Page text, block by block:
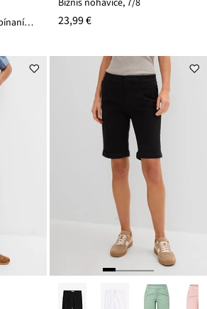
Nohavice s pukmi, so zapínaním na zips 23,99 €